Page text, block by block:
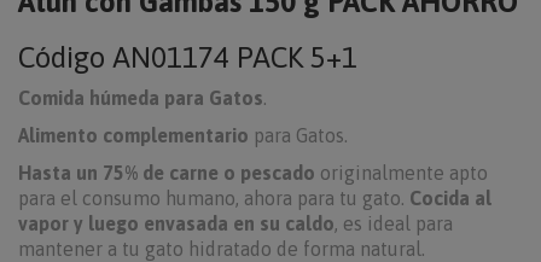
Código AN01174 PACK 5+1
Comida húmeda para Gatos.
Alimento complementario para Gatos.
Hasta un 75% de carne o pescado originalmente apto
para el consumo humano, ahora para tu gato. Cocida al
vapor y luego envasada en su caldo, es ideal para
mantener a tu gato hidratado de forma natural.